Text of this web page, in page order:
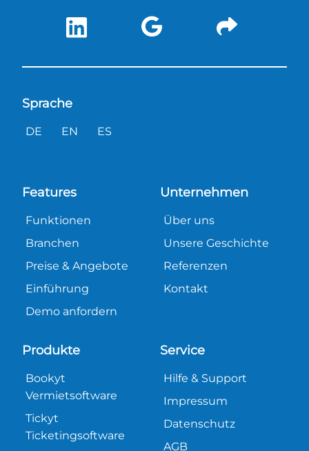
Sprache
DE EN ES
Features
Funktionen
Branchen
Preise & Angebote
Einführung
Demo anfordern
Unternehmen
Über uns
Unsere Geschichte
Referenzen
Kontakt
Produkte
Bookyt
Vermietsoftware
Tickyt
Ticketingsoftware
Service
Hilfe & Support
Impressum
Datenschutz
AGB